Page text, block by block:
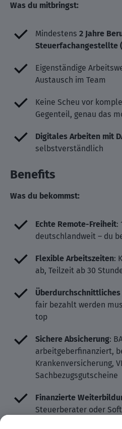
Was du mitbringst:
Mindestens 2 Jahre
Steuerfachangestellte
Eigenständige
Austausch im Team
Keine Scheu vor
Gegenteil, genau das
Digitales Arbeiten mit
selbstverständlich
Benefits
Was du bekommst:
Echte Remote-Freiheit:
deutschlandweit – du
Flexible Arbeitszeiten:
ab, Teilzeit ab 30
Überdurchschnittliches
fair bezahlt werden
top
Sichere Absicherung:
arbeitgeberfinanziert,
Krankenversicherung,
Sachbezugsgutscheine
Finanzierte
Steuerberater oder